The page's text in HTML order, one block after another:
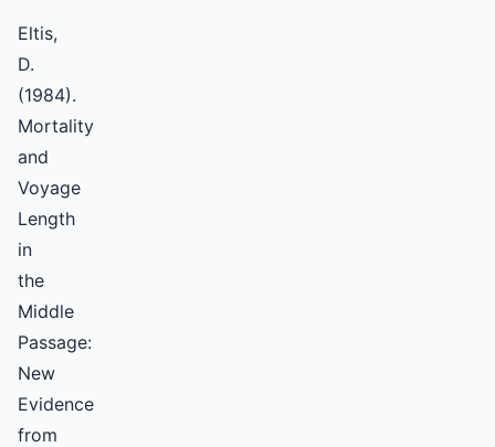
Eltis,
D.
(1984).
Mortality
and
Voyage
Length
in
the
Middle
Passage:
New
Evidence
from